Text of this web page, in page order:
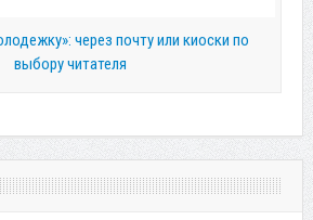
через почту или киоски по
выбору читателя